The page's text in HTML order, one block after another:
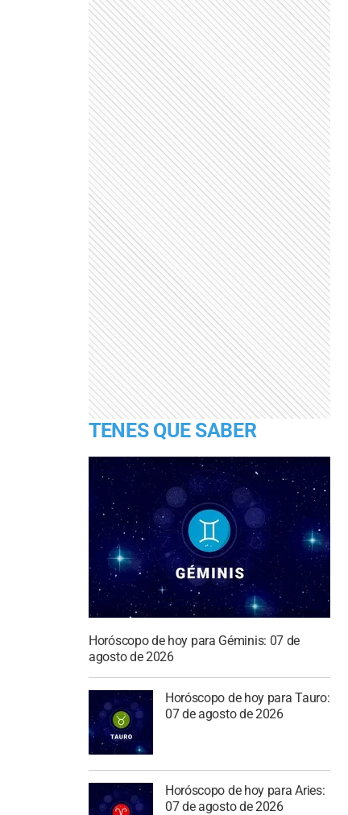
TENES QUE SABER
Horóscopo de hoy para Géminis: 07 de
agosto de 2026
Horóscopo de hoy para Tauro:
07 de agosto de 2026
Horóscopo de hoy para Aries:
07 de agosto de 2026